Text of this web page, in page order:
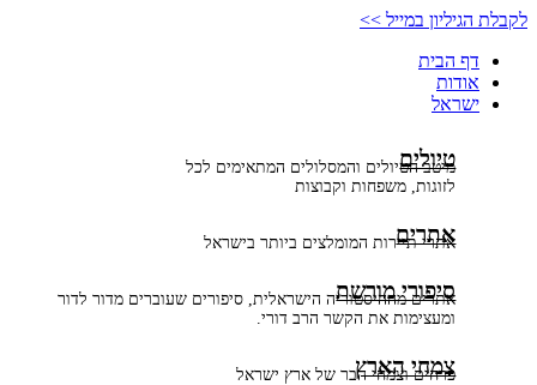
דלג
לקבלת הגיליון במייל >>
דף הבית
אודות
ישראל
טיולים
מיטב הטיולים והמסלולים המתאימים לכל
לזוגות, משפחות וקבוצות
אתרים
אתרי תיירות המומלצים ביותר בישראל
סיפורי מורשת
אתרים מההיסטוריה הישראלית, סיפורים שעוברים מדור לדור
ומעצימות את הקשר הרב דורי.
צמחי הארץ
פרחים וצמחי הבר של ארץ ישראל